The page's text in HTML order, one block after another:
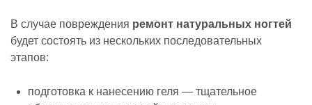
В случае повреждения ремонт натуральных ногтей
будет состоять из нескольких последовательных
этапов:
подготовка к нанесению геля — тщательное